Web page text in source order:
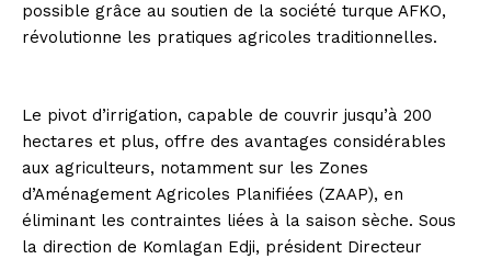
possible grâce au soutien de la société turque AFKO,
révolutionne les pratiques agricoles traditionnelles.
Le pivot d’irrigation, capable de couvrir jusqu’à 200
hectares et plus, offre des avantages considérables
aux agriculteurs, notamment sur les Zones
d’Aménagement Agricoles Planifiées (ZAAP), en
éliminant les contraintes liées à la saison sèche. Sous
la direction de Komlagan Edji, président Directeur